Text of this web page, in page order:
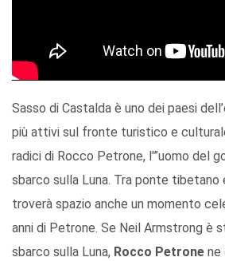
Sasso di Castalda è uno dei paesi
più attivi sul fronte turistico e
radici di Rocco Petrone, l'”uomo del
sbarco sulla Luna. Tra ponte
troverà spazio anche un momento
anni di Petrone. Se Neil Armstrong è
sbarco sulla Luna, Rocco Petrone ne